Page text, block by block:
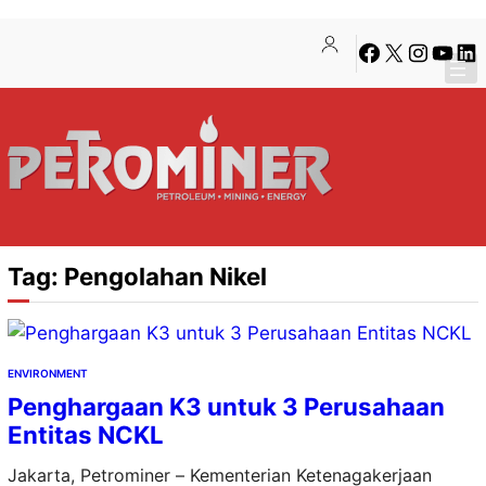
konten
content
Facebook
X Instagram
Tag: Pengolahan Nikel
ENVIRONMENT
Penghargaan K3 untuk 3 Perusahaan
Entitas NCKL
Jakarta, Petrominer – Kementerian Ketenagakerjaan